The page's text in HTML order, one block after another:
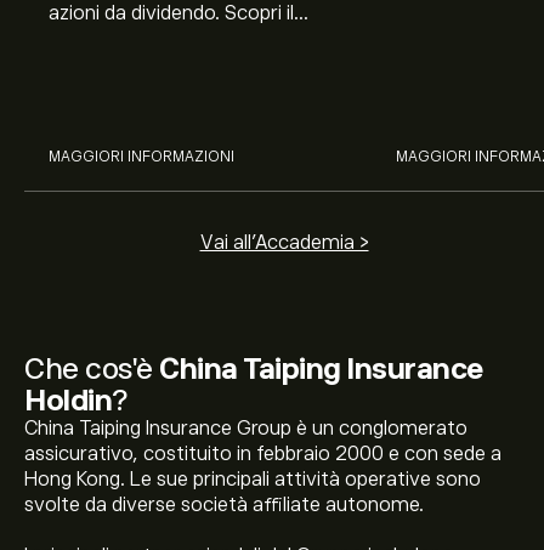
Che cos'è China Taiping Insurance
Holdin?
China Taiping Insurance Group è un conglomerato
assicurativo, costituito in febbraio 2000 e con sede a
Hong Kong. Le sue principali attività operative sono
svolte da diverse società affiliate autonome.
azioni da dividendo. Scopri il
MAGGIORI INFORMAZIONI MAGGIORI
Vai all'Accademia >